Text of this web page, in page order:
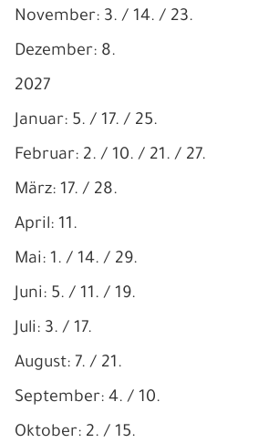
November: 3. / 14. / 23.
Dezember: 8.
2027
Januar: 5. / 17. / 25.
Februar: 2. / 10. / 21. / 27.
März: 17. / 28.
April: 11.
Mai: 1. / 14. / 29.
Juni: 5. / 11. / 19.
Juli: 3. / 17.
August: 7. / 21.
September: 4. / 10.
Oktober: 2. / 15.